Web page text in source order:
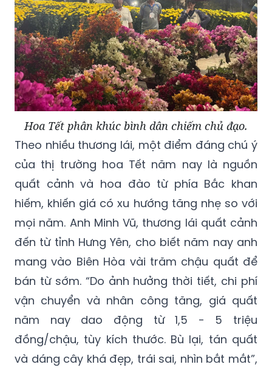
Hoa Tết phân khúc bình dân chiếm chủ đạo.
Theo nhiều thương lái, một điểm đáng chú ý
của thị trường hoa Tết năm nay là nguồn
quất cảnh và hoa đào từ phía Bắc khan
hiếm, khiến giá có xu hướng tăng nhẹ so với
mọi năm. Anh Minh Vũ, thương lái quất cảnh
đến từ tỉnh Hưng Yên, cho biết năm nay anh
mang vào Biên Hòa vài trăm chậu quất để
bán từ sớm. “Do ảnh hưởng thời tiết, chi phí
vận chuyển và nhân công tăng, giá quất
năm nay dao động từ 1,5 - 5 triệu
đồng/chậu, tùy kích thước. Bù lại, tán quất
và dáng cây khá đẹp, trái sai, nhìn bắt mắt”,